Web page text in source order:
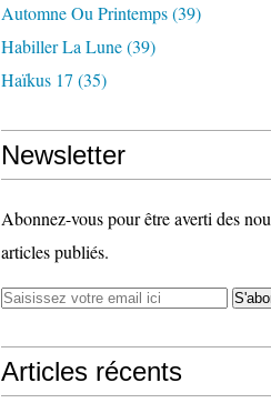
Automne Ou Printemps(39)
Habiller La Lune(39)
Haïkus 17 (35)
Newsletter
Abonnez-vous pour être averti des
articles publiés.
Articles récents